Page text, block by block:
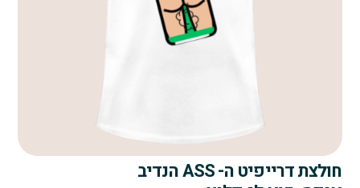
חולצת דרייפיט ה- ASS הנדיב